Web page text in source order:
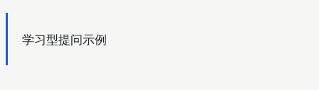
学习型提问示例